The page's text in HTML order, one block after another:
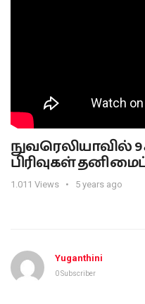
நுவரெலியாவில் 9
பிரிவுகள்
1.011 Views 5 years ago
Yuganthini
0 Subscriber